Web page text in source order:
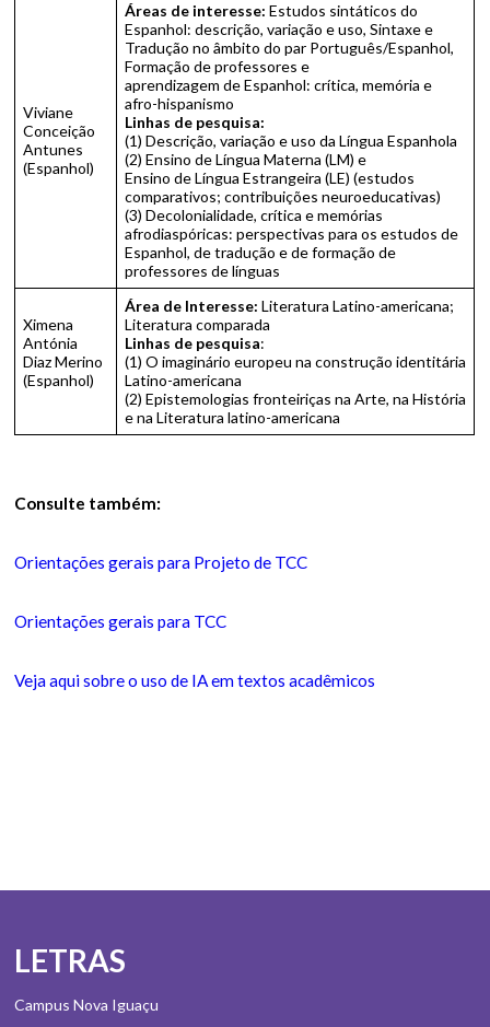
Viviane
Conceição
Antunes
(Espanhol)
Áreas de interesse:Estudos sintáticos do
Espanhol: descrição, variação e uso, Sintaxe e
Tradução no âmbito do par Português/Espanhol,
Formação de professores e
aprendizagem de Espanhol: crítica, memória e
afro-hispanismo
Linhas de pesquisa:
(1) Descrição, variação e uso da Língua Espanhola
(2) Ensino de Língua Materna (LM) e
Ensino de Língua Estrangeira (LE) (estudos
comparativos; contribuições neuroeducativas)
(3) Decolonialidade, crítica e memórias
afrodiaspóricas: perspectivas para os estudos de
Espanhol, de tradução e de formação de
professores de línguas
Ximena
Antónia
Diaz Merino
(Espanhol)
Área de Interesse:Literatura Latino-americana;
Literatura comparada
Linhas de pesquisa:
(1) O imaginário europeu na construção identitária
Latino-americana
(2) Epistemologias fronteiriças na Arte, na História
e na Literatura latino-americana
Consulte também:
Orientações gerais para Projeto de TCC
Orientações gerais para TCC
Veja aqui sobre o uso de IA em textos acadêmicos
LETRAS
Campus Nova Iguaçu